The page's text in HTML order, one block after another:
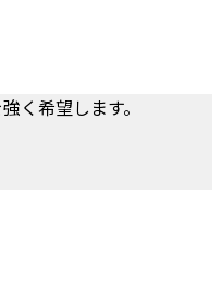
く希望します。